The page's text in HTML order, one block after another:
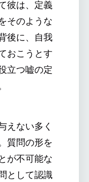
彼は、定義
そのような
後に、自我
おこうとす
立つ嘘の定
えない多く
質問の形を
が不可能な
として認識